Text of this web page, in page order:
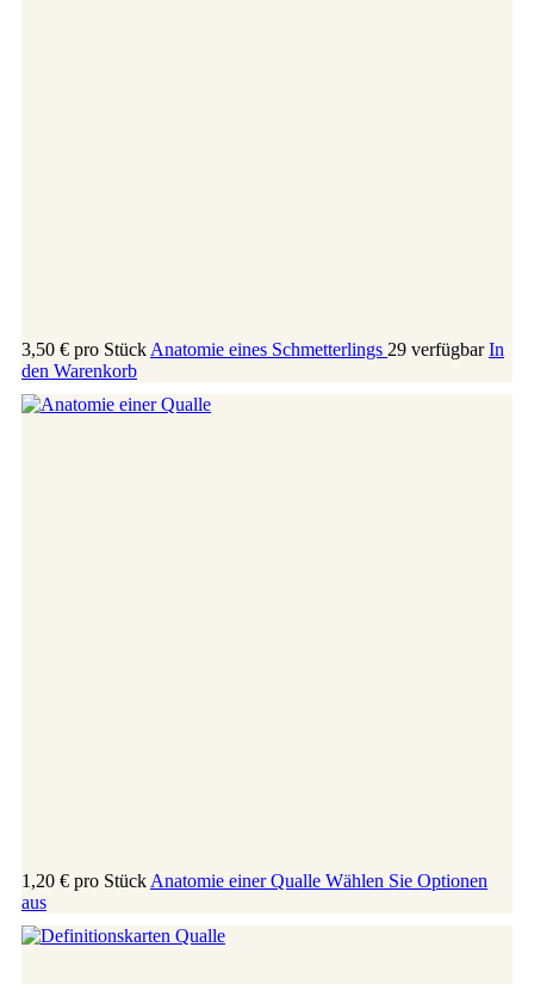
3,50 € pro Stück Anatomie eines Schmetterlings 29 verfügbar In
den Warenkorb
1,20 € pro Stück Anatomie einer Qualle Wählen Sie Optionen
aus